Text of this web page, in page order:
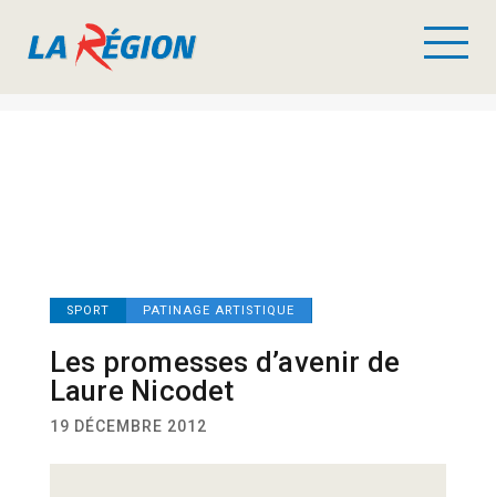
SPORT PATINAGE ARTISTIQUE
Les promesses d’avenir de
Laure Nicodet
19 DÉCEMBRE 2012